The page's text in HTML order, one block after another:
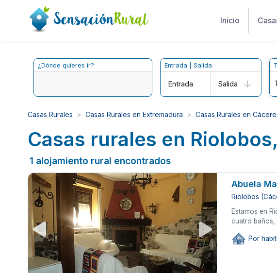
Inicio
¿Dónde quieres ir? Entrada | Salida
Entrada Salida
Casas Rurales Casas Rurales en Extremadura Casas Rurales en
Casas rurales en
1 alojamiento rural encontrados
Abuela
Riolobos
Estamos en
cuatro baños,
Por